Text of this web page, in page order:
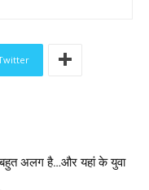
अलग है…और यहां के युवा